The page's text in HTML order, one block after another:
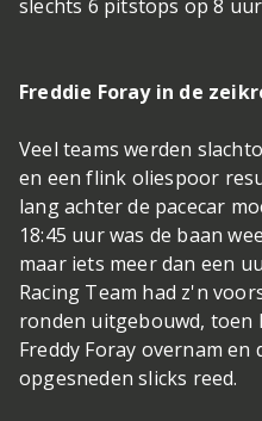
slechts 6 pitstops op 8
Freddie Foray in de
Veel teams werden
en een flink oliespoor
lang achter de pacecar
18:45 uur was de baan
maar iets meer dan een
Racing Team had z'n
ronden uitgebouwd, toen
Freddy Foray overnam
opgesneden slicks reed.